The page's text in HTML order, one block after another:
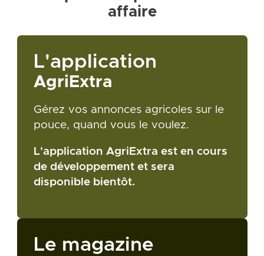
affaire
L'application
AgriExtra
Gérez vos annonces agricoles sur le
pouce, quand vous le voulez.
L'application AgriExtra est en cours
de développement et sera
disponible bientôt.
Le magazine